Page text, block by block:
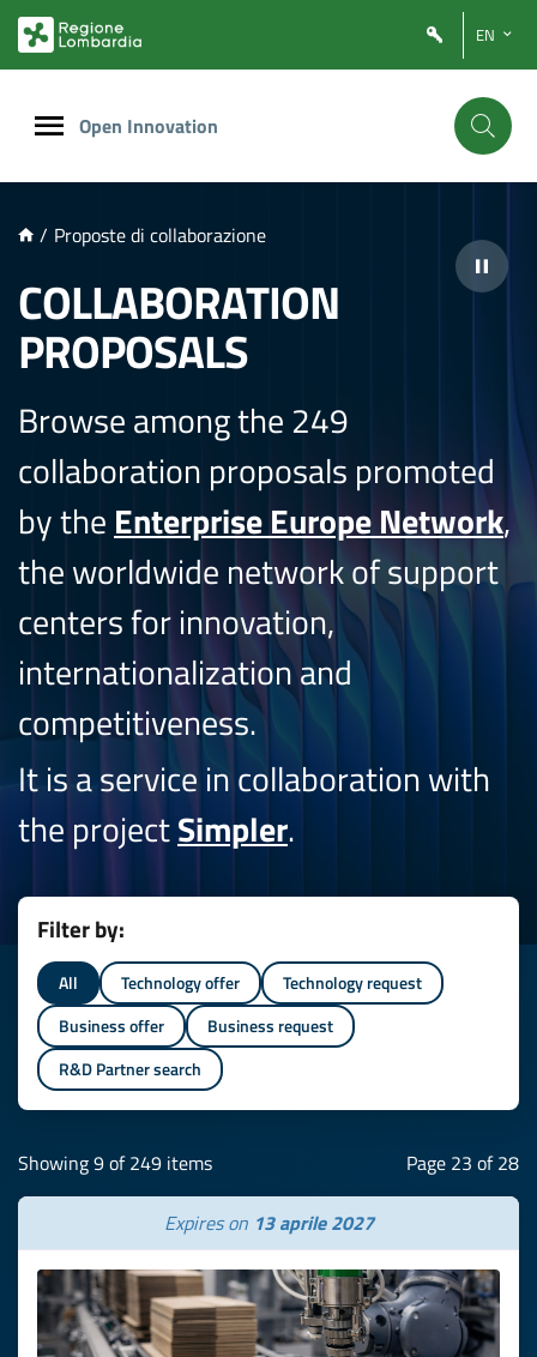
PRINCIPALE
EN
Open Innovation
/ Proposte di collaborazione
COLLABORATION
PROPOSALS
Browse among the 249
collaboration proposals promoted
by the Enterprise Europe Network,
the worldwide network of support
centers for innovation,
internationalization and
competitiveness.
It is a service in collaboration with
the projectSimpler.
Filter by:
All Technology offer
Technology request
Business offer
Business request
R&D Partner search
Showing 9 of 249 items Page 23 of 28
Expires on 13 aprile 2027